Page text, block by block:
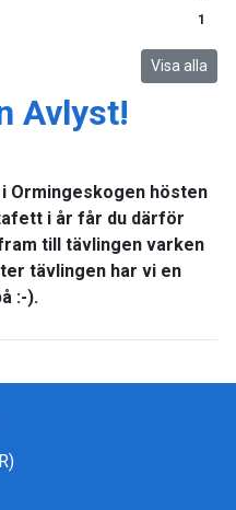
1
Visa alla
Avlyst!
Ormingeskogen hösten
i år får du därför
till tävlingen varken
tävlingen har vi en
:-).